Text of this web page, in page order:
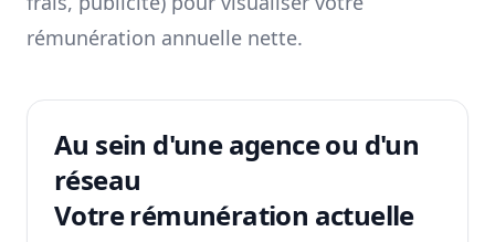
rémunération annuelle nette.
Au sein d'une agence ou d'un
réseau
Votre rémunération actuelle